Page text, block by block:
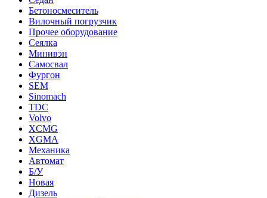
Бетоносмеситель
Вилочный погрузчик
Прочее оборудование
Сеялка
Минивэн
Самосвал
Фургон
SEM
Sinomach
TDC
Volvo
XCMG
XGMA
Механика
Автомат
Б/У
Новая
Дизель